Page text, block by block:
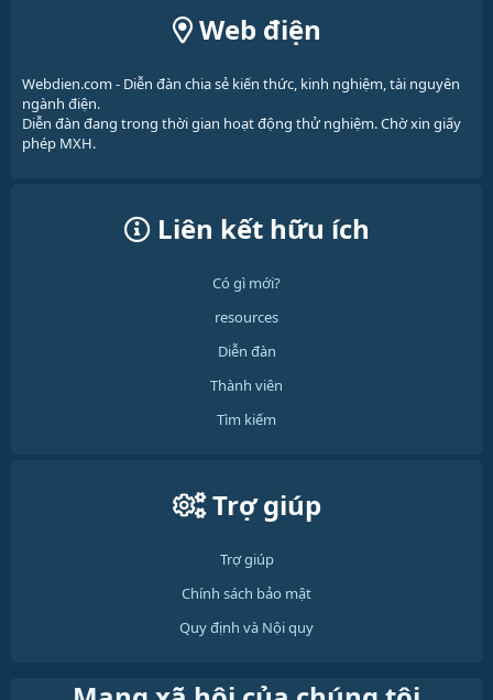
Web điện
Webdien.com - Diễn đàn chia sẻ kiến thức, kinh nghiệm, tài nguyên
ngành điện.
Diễn đàn đang trong thời gian hoạt động thử nghiệm. Chờ xin giấy
phép MXH.
Liên kết hữu ích
Có gì mới?
resources
Diễn đàn
Thành viên
Tìm kiếm
Trợ giúp
Trợ giúp
Chính sách bảo mật
Quy định và Nội quy